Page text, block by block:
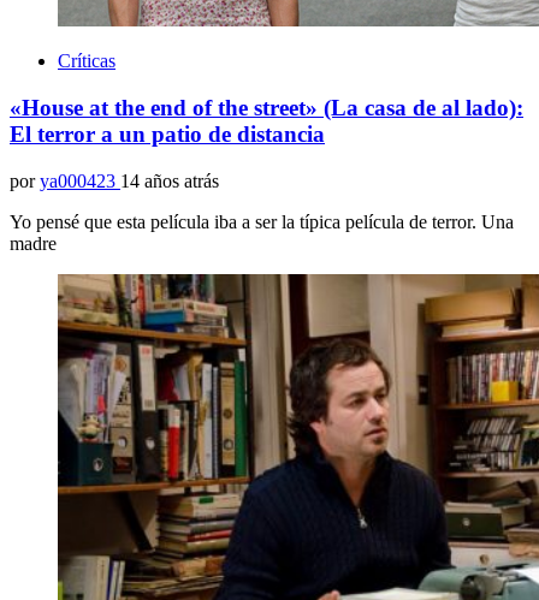
Críticas
«House at the end of the street» (La casa de al lado):
El terror a un patio de distancia
por ya000423 14 años atrás
Yo pensé que esta película iba a ser la típica película de terror. Una
madre